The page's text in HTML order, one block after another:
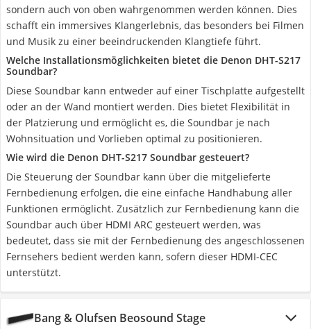
sondern auch von oben wahrgenommen werden können. Dies
schafft ein immersives Klangerlebnis, das besonders bei Filmen
und Musik zu einer beeindruckenden Klangtiefe führt.
Welche Installationsmöglichkeiten bietet die Denon DHT-S217
Soundbar?
Diese Soundbar kann entweder auf einer Tischplatte aufgestellt
oder an der Wand montiert werden. Dies bietet Flexibilität in
der Platzierung und ermöglicht es, die Soundbar je nach
Wohnsituation und Vorlieben optimal zu positionieren.
Wie wird die Denon DHT-S217 Soundbar gesteuert?
Die Steuerung der Soundbar kann über die mitgelieferte
Fernbedienung erfolgen, die eine einfache Handhabung aller
Funktionen ermöglicht. Zusätzlich zur Fernbedienung kann die
Soundbar auch über HDMI ARC gesteuert werden, was
bedeutet, dass sie mit der Fernbedienung des angeschlossenen
Fernsehers bedient werden kann, sofern dieser HDMI-CEC
unterstützt.
Bang & Olufsen Beosound Stage